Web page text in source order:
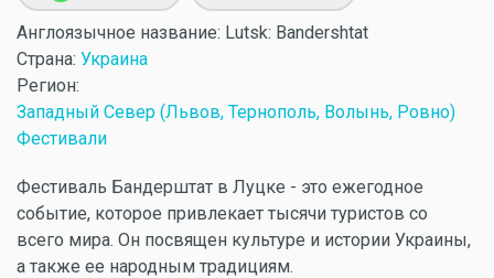
Англоязычное название: Lutsk: Bandershtat
Страна: Украина
Регион:
Западный Север (Львов, Тернополь, Волынь, Ровно)
Фестивали
Фестиваль Бандерштат в Луцке - это ежегодное
событие, которое привлекает тысячи туристов со
всего мира. Он посвящен культуре и истории Украины,
а также ее народным традициям.